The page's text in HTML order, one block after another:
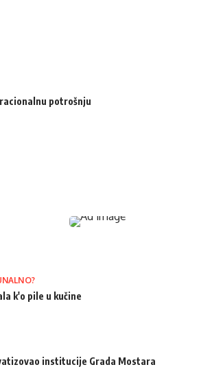
potrošnju
k'o pile u kučine
institucije Grada Mostara